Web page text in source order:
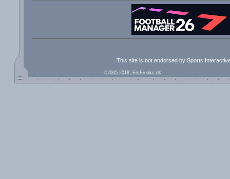
This site is not endorsed by Sports
©2005-2018, FmFreaks.dk